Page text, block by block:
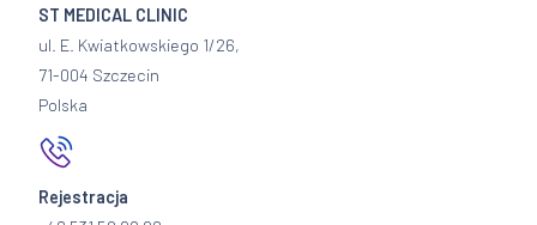
ST MEDICAL CLINIC
ul. E. Kwiatkowskiego 1/26,
71-004 Szczecin
Polska
Rejestracja